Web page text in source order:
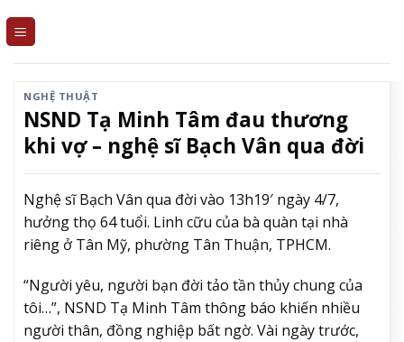
NGHỆ THUẬT
NSND Tạ Minh Tâm đau thương
khi vợ – nghệ sĩ Bạch Vân qua đời
Nghệ sĩ Bạch Vân qua đời vào 13h19′ ngày 4/7,
hưởng thọ 64 tuổi. Linh cữu của bà quàn tại nhà
riêng ở Tân Mỹ, phường Tân Thuận, TPHCM.
“Người yêu, người bạn đời tảo tần thủy chung của
tôi…”, NSND Tạ Minh Tâm thông báo khiến nhiều
người thân, đồng nghiệp bất ngờ. Vài ngày trước,